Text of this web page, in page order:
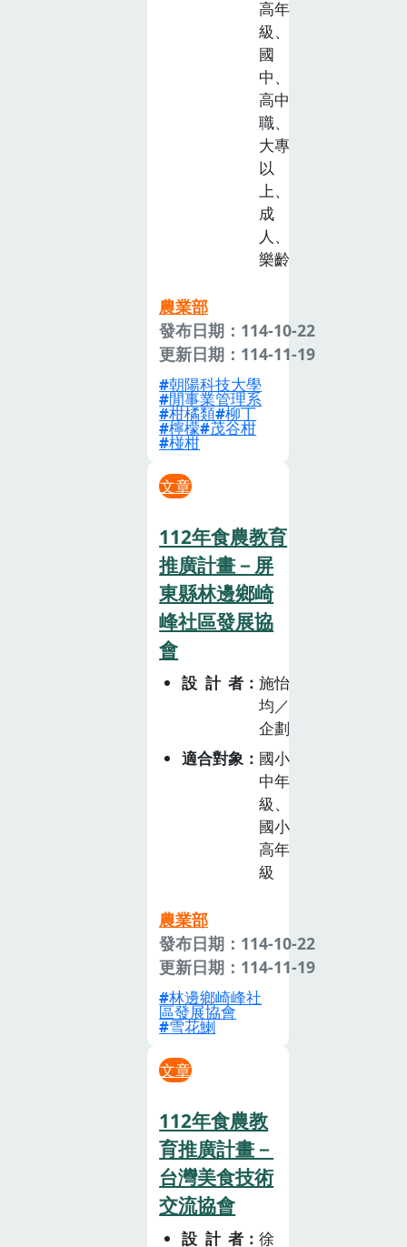
高年
級、
國
中、
高中
職、
大專
以
上、
成
人、
樂齡
農業部
發布日期：114-10-22
更新日期：114-11-19
朝陽科技大學
閒事業管理系
柑橘類 柳丁
檸檬 茂谷柑
椪柑
文章
112年食農教育
推廣計畫－屏
東縣林邊鄉崎
峰社區發展協
會
設計者
施怡
均／
企劃
適合對象
國小
中年
級、
國小
高年
級
農業部
發布日期：114-10-22
更新日期：114-11-19
林邊鄉崎峰社
區發展協會
雪花鯻
文章
112年食農教
育推廣計畫－
台灣美食技術
交流協會
設計者
徐